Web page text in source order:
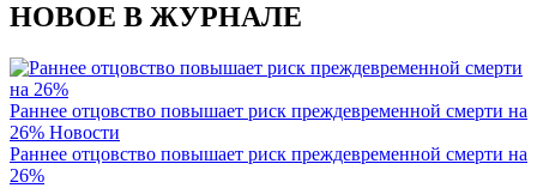
НОВОЕ В ЖУРНАЛЕ
Раннее отцовство повышает риск преждевременной смерти на
26% Новости
Раннее отцовство повышает риск преждевременной смерти на
26%